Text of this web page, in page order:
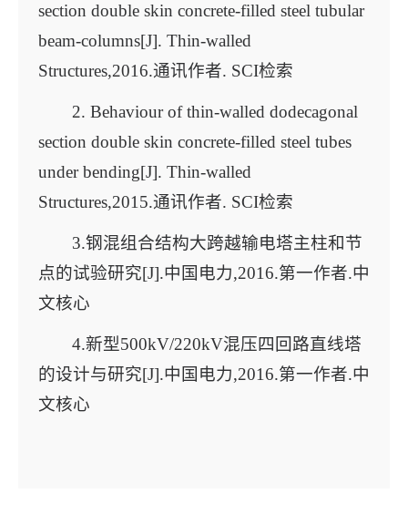
section double skin concrete-filled steel tubular
beam-columns[J]. Thin-walled
Structures,2016.通讯作者. SCI检索
2. Behaviour of thin-walled dodecagonal
section double skin concrete-filled steel tubes
under bending[J]. Thin-walled
Structures,2015.通讯作者. SCI检索
3.钢混组合结构大跨越输电塔主柱和节
点的试验研究[J].中国电力,2016.第一作者.中
文核心
4.新型500kV/220kV混压四回路直线塔
的设计与研究[J].中国电力,2016.第一作者.中
文核心